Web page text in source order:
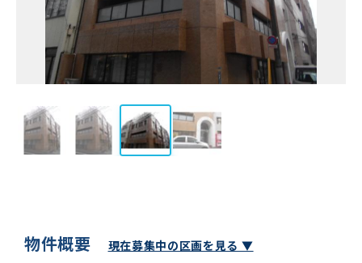
物件概要 現在募集中の区画を見る ▼